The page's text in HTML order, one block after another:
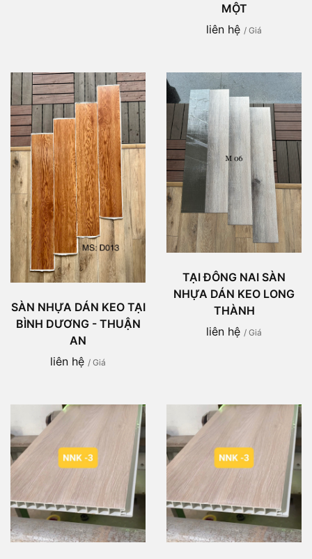
MỘT
liên hệ / Giá
SÀN NHỰA DÁN KEO TẠI
BÌNH DƯƠNG - THUẬN
AN
liên hệ / Giá
TẠI ĐÔNG NAI SÀN
NHỰA DÁN KEO LONG
THÀNH
liên hệ / Giá